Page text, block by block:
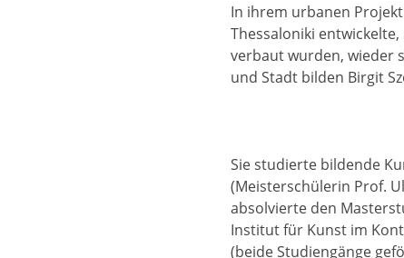
In ihrem urbanen
Thessaloniki
verbaut wurden, wieder
und Stadt bilden Birgit
Sie studierte bildende
(Meisterschülerin Prof.
absolvierte den
Institut für Kunst im
(beide Studiengänge